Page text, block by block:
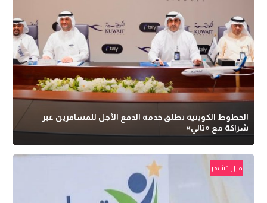
الخطوط الكويتية تطلق خدمة الدفع الآجل للمسافرين عبر
شراكة مع «تالي»
قبل 1 شهر